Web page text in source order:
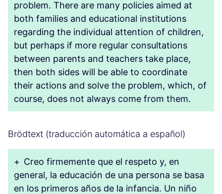
problem. There are many policies aimed at
both families and educational institutions
regarding the individual attention of children,
but perhaps if more regular consultations
between parents and teachers take place,
then both sides will be able to coordinate
their actions and solve the problem, which, of
course, does not always come from them.
Brödtext (traducción automática a español)
+ Creo firmemente que el respeto y, en
general, la educación de una persona se basa
en los primeros años de la infancia. Un niño